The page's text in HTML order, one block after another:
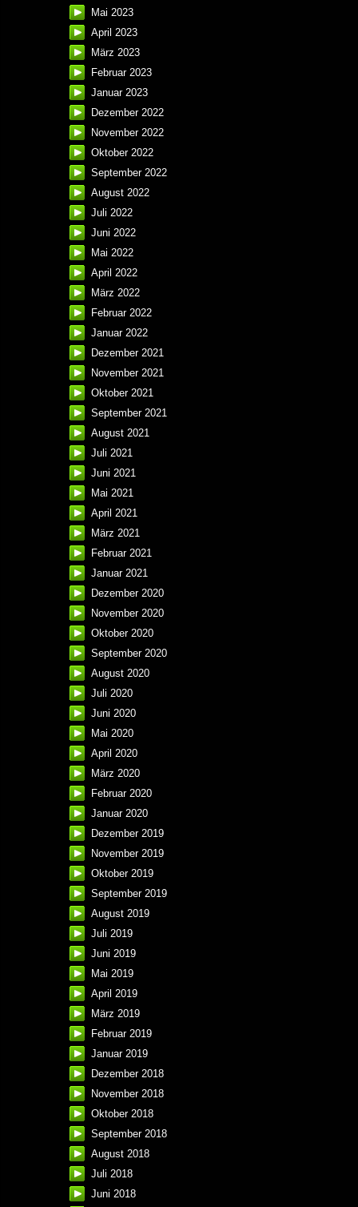
Mai 2023
April 2023
März 2023
Februar 2023
Januar 2023
Dezember 2022
November 2022
Oktober 2022
September 2022
August 2022
Juli 2022
Juni 2022
Mai 2022
April 2022
März 2022
Februar 2022
Januar 2022
Dezember 2021
November 2021
Oktober 2021
September 2021
August 2021
Juli 2021
Juni 2021
Mai 2021
April 2021
März 2021
Februar 2021
Januar 2021
Dezember 2020
November 2020
Oktober 2020
September 2020
August 2020
Juli 2020
Juni 2020
Mai 2020
April 2020
März 2020
Februar 2020
Januar 2020
Dezember 2019
November 2019
Oktober 2019
September 2019
August 2019
Juli 2019
Juni 2019
Mai 2019
April 2019
März 2019
Februar 2019
Januar 2019
Dezember 2018
November 2018
Oktober 2018
September 2018
August 2018
Juli 2018
Juni 2018